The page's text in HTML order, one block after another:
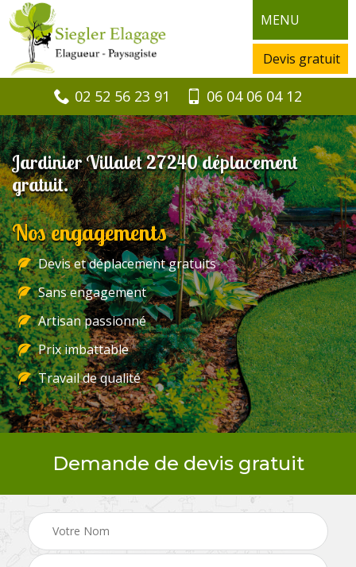
MENU
Devis gratuit
02 52 56 23 91 06 04 06 04 12
Jardinier Villalet 27240 déplacement
gratuit.
Nos engagements
Devis et déplacement gratuits
Sans engagement
Artisan passionné
Prix imbattable
Travail de qualité
Demande de devis gratuit